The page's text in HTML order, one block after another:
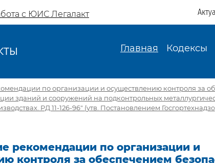
с ЮИС Легалакт
Главная Кодексы
по организации и осуществлению контроля за
зданий и сооружений на подконтрольных
РД 11-126-96" (утв. Постановлением
рекомендации по организации и
контроля за обеспечением